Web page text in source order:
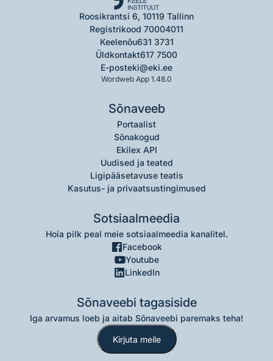
Roosikrantsi 6, 10119 Tallinn
Registrikood 70004011
Keelenõu631 3731
Üldkontakt617 7500
E-posteki@eki.ee
Wordweb App 1.48.0
Sõnaveeb
Portaalist
Sõnakogud
Ekilex API
Uudised ja teated
Ligipääsetavuse teatis
Kasutus- ja privaatsustingimused
Sotsiaalmeedia
Hoia pilk peal meie sotsiaalmeedia kanalitel.
Facebook
Youtube
LinkedIn
Sõnaveebi tagasiside
Iga arvamus loeb ja aitab Sõnaveebi paremaks teha!
Kirjuta meile